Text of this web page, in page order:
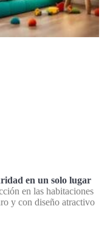
en un solo lugar
en las habitaciones
y con diseño atractivo